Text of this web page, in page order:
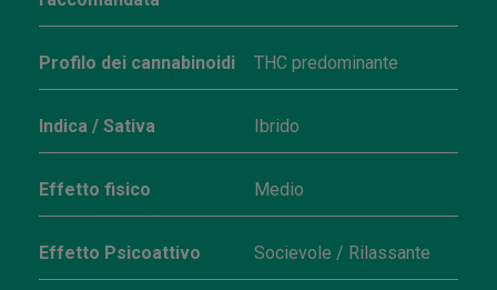
Profilo dei cannabinoidi THC predominante
Indica / Sativa Ibrido
Effetto fisico Medio
Effetto Psicoattivo Socievole / Rilassante